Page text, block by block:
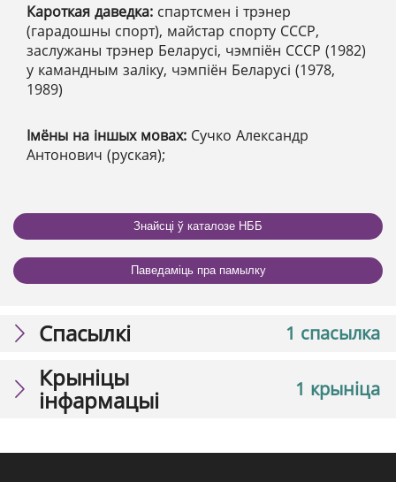
Кароткая даведка: спартсмен і трэнер
(гарадошны спорт), майстар спорту СССР,
заслужаны трэнер Беларусі, чэмпіён СССР (1982)
у камандным заліку, чэмпіён Беларусі (1978,
1989)
Імёны на іншых мовах: Сучко Александр
Антонович (руская);
Знайсці ў каталозе НББ
Паведаміць пра памылку
1 спасылка
Спасылкі
1 крыніца
Крыніцы
інфармацыі